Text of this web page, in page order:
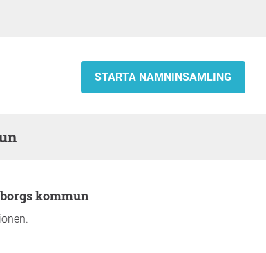
STARTA NAMNINSAMLING
kommun